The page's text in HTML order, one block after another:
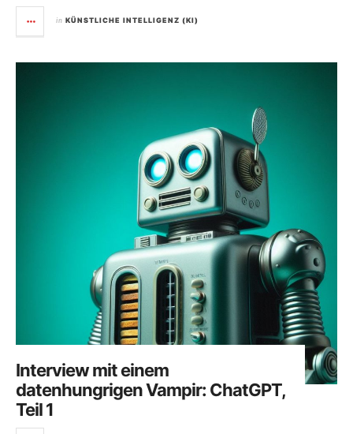
in KÜNSTLICHE INTELLIGENZ (KI)
Interview mit einem
datenhungrigen Vampir: ChatGPT,
Teil 1